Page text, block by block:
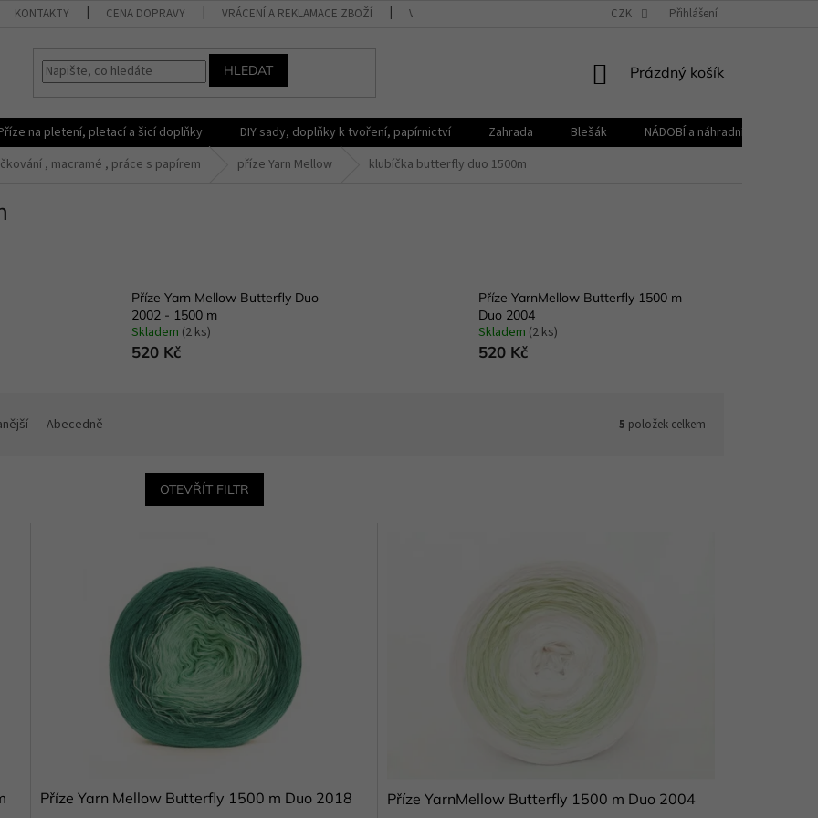
KONTAKTY CENA DOPRAVY VRÁCENÍ A REKLAMACE ZBOŽÍ VŠEOBECNÉ OBCHODNÍ PODMÍNKY REKLAMAČNÍ ŘÁD
CZK Přihlášení
HLEDAT
NÁKUPNÍ
Prázdný košík
na pletení, pletací a šicí doplňky DIY sady, doplňky k tvoření, papírnictví Zahrada Blešák
NÁDOBÍ a náhradní díly KELOmat
, macramé , práce s papírem příze Yarn Mellow klubíčka butterfly duo 1500m
Příze Yarn Mellow Butterfly Duo
2002 - 1500 m
Skladem (2 ks)
520 Kč
Příze YarnMellow Butterfly 1500 m
Duo 2004
Skladem (2 ks)
520 Kč
Abecedně 5 položek celkem
OTEVŘÍT FILTR
Příze Yarn Mellow Butterfly 1500 m Duo 2018 Příze YarnMellow Butterfly 1500 m Duo 2004